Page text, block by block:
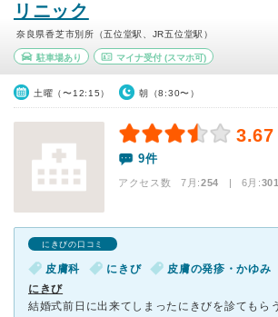
リニック
奈良県香芝市別所（五位堂駅、JR五位堂駅）
駐車場あり マイナ受付(スマホ可)
土曜（〜12:15） 朝（8:30〜）
3.67
9件
アクセス数 7月:254 | 6月:301
にきびの口コミ
皮膚科 にきび 皮膚の発疹・かゆみ
にきび